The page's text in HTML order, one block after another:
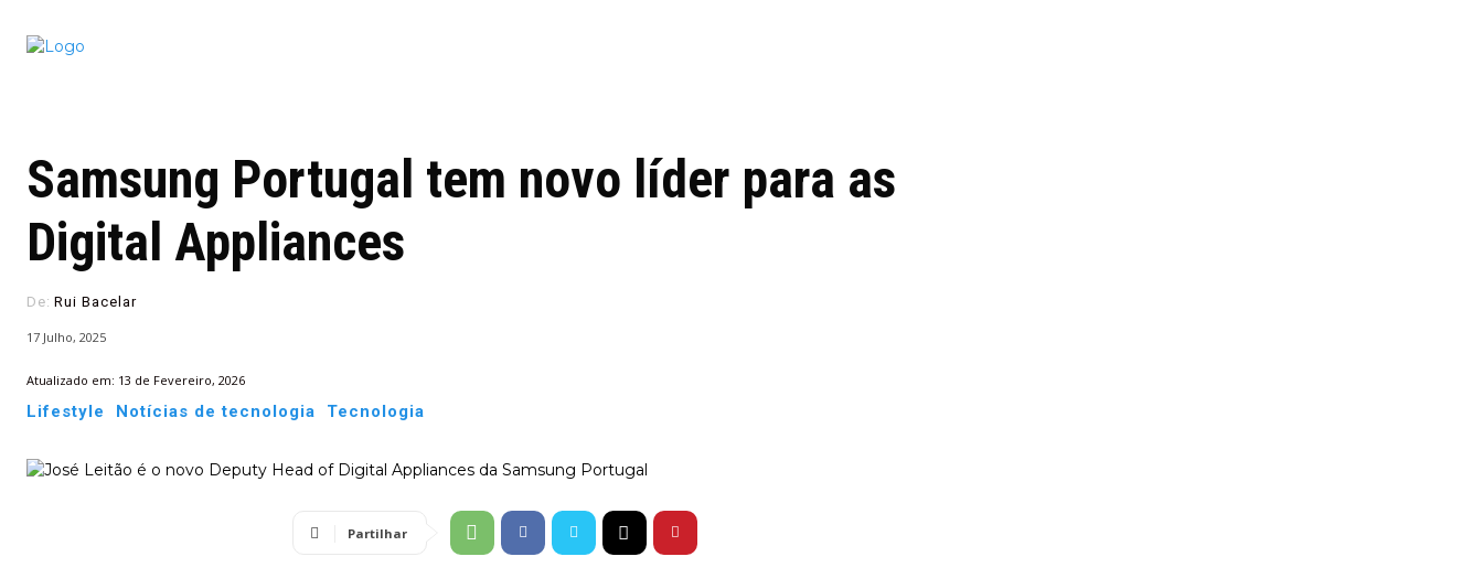
Samsung Portugal tem novo líder para as
Digital Appliances
De: Rui Bacelar
17 Julho, 2025
Atualizado em: 13 de Fevereiro, 2026
Lifestyle Notícias de tecnologia Tecnologia
Partilhar